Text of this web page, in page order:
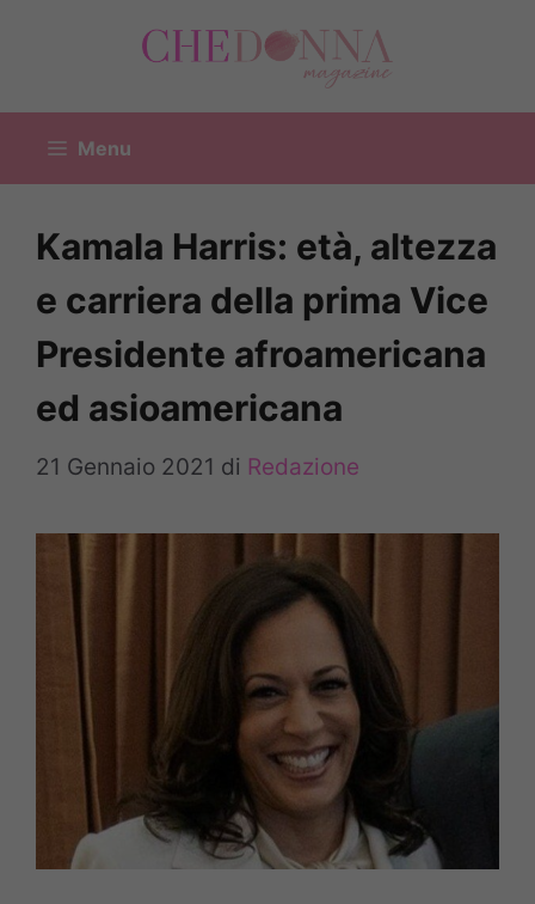
Menu
Kamala Harris: età, altezza
e carriera della prima Vice
Presidente afroamericana
ed asioamericana
21 Gennaio 2021 di Redazione